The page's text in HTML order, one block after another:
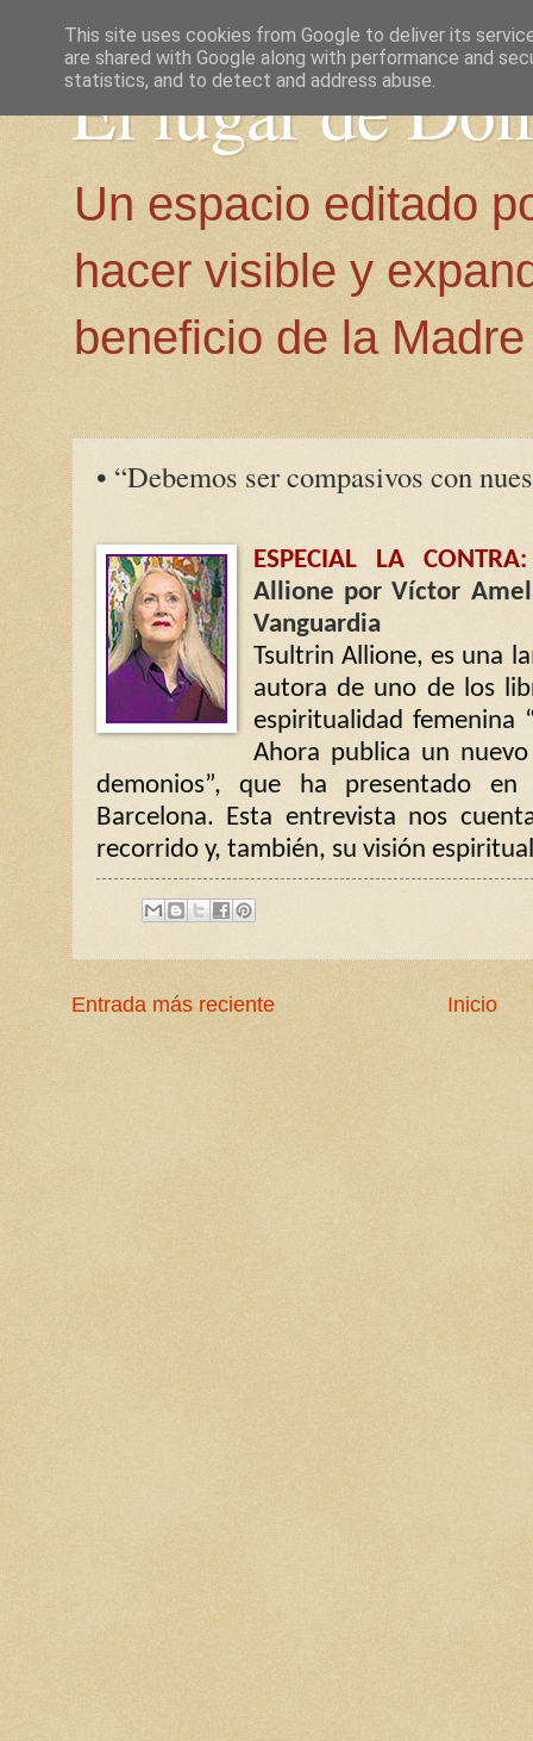
El lugar de
Un espacio editado
hacer visible y
beneficio de la
• “Debemos ser compasivos con
ESPECIAL LA CONTRA:
Allione por Víctor
Vanguardia
Tsultrin Allione, es una
autora de uno de los
espiritualidad femenina
Ahora publica un
demonios”, que ha presentado
Barcelona. Esta entrevista nos
recorrido y, también, su visión
Entrada más reciente Inicio
This site uses cookies from Google to deliver its
are shared with Google along with performance and
statistics, and to detect and address abuse.